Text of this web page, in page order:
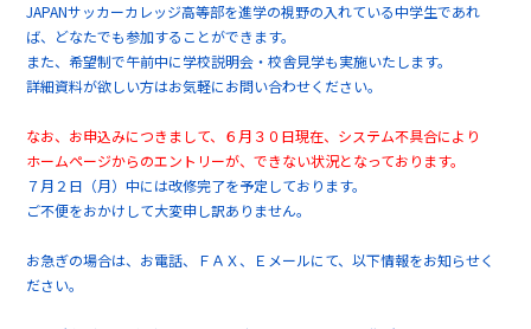
JAPANサッカーカレッジ高等部を進学の視野の入れている中学生であれ
ば、どなたでも参加することができます。
また、希望制で午前中に学校説明会・校舎見学も実施いたします。
詳細資料が欲しい方はお気軽にお問い合わせください。
なお、お申込みにつきまして、６月３０日現在、 システム不具合により
ホームページからのエントリーが、できない状況となっております。
７月２日（月）中には改修完了を予定しております。
ご不便をおかけして大変申し訳ありません。
お急ぎの場合は、お電話、ＦＡＸ、Ｅメールにて、以下情報をお知らせく
ださい。